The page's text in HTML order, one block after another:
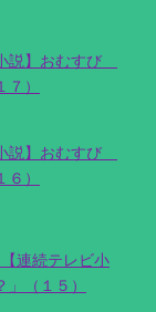
説】おむすび
）
説】おむすび
）
連続テレビ小
（１５）